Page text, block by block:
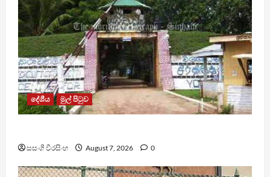
දේශීය මුල් පිටුව
සසංගි වීරසිංහ August 7, 2026 0